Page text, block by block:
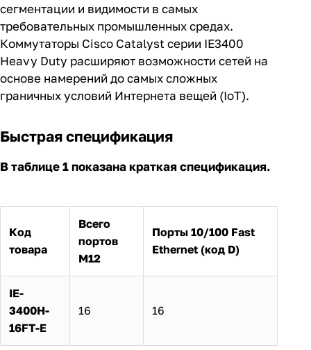
сегментации и видимости в самых
требовательных промышленных средах.
Коммутаторы Cisco Catalyst серии IE3400
Heavy Duty расширяют возможности сетей на
основе намерений до самых сложных
граничных условий Интернета вещей (IoT).
Быстрая спецификация
В таблице 1 показана краткая спецификация.
Код
товара
Всего
портов
M12
Порты 10/100 Fast
Ethernet (код D)
IE-
3400H-
16FT-E
16 16